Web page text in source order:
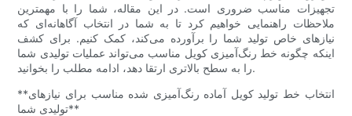
تجهیزات مناسب ضروری است. در این مقاله، شما را با مهمترین
ملاحظات راهنمایی خواهیم کرد تا به شما در انتخاب آگاهانه‌ای که
نیازهای خاص تولید شما را برآورده می‌کند، کمک کنیم. برای کشف
اینکه چگونه خط رنگ‌آمیزی کویل مناسب می‌تواند عملیات تولیدی شما
را به سطح بالاتری ارتقا دهد، ادامه مطلب را بخوانید.
**انتخاب خط تولید کویل آماده رنگ‌آمیزی شده مناسب برای نیازهای
تولیدی شما**